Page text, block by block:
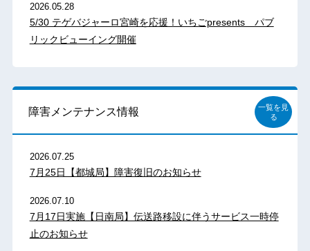
2026.05.28
5/30 テゲバジャーロ宮崎を応援！いちごpresents パブ
リックビューイング開催
障害メンテナンス情報
一覧を見
る
2026.07.25
7月25日【都城局】障害復旧のお知らせ
2026.07.10
7月17日実施【日南局】伝送路移設に伴うサービス一時停
止のお知らせ